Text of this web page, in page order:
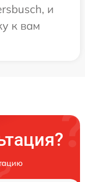
и
к вам